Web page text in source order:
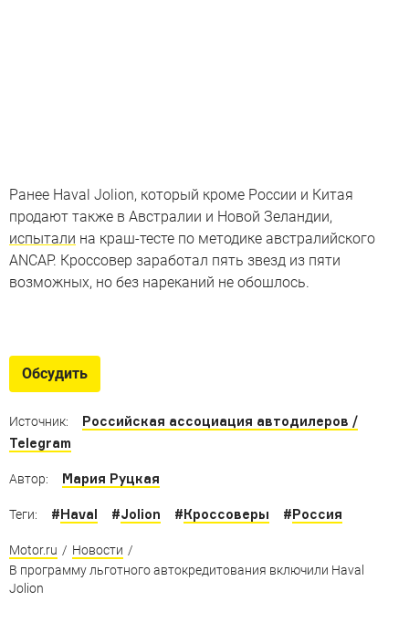
Ранее Haval Jolion, который кроме России и Китая
продают также в Австралии и Новой Зеландии,
испытали на краш-тесте по методике австралийского
ANCAP. Кроссовер заработал пять звезд из пяти
возможных, но без нареканий не обошлось.
Самые мощные, роскошные, проходимые и
«дальнобойные» новые автомобили из КНР
Обсудить
Источник:
Российская ассоциация автодилеров /
Telegram
Автор: Мария Руцкая
Теги: #Haval #Jolion #Кроссоверы #Россия
Motor.ru / Новости /
В программу льготного автокредитования включили Haval
Jolion